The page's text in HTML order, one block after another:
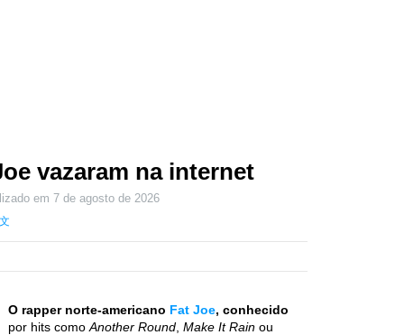
vazaram na internet
em 7 de agosto de 2026
O rapper norte-americano Fat Joe, conhecido
por hits como Another Round Make It Rain ou